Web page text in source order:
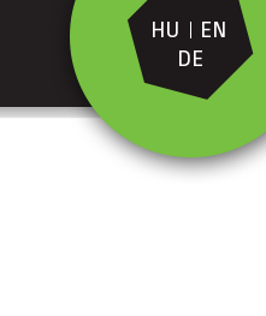
HU
EN
DE